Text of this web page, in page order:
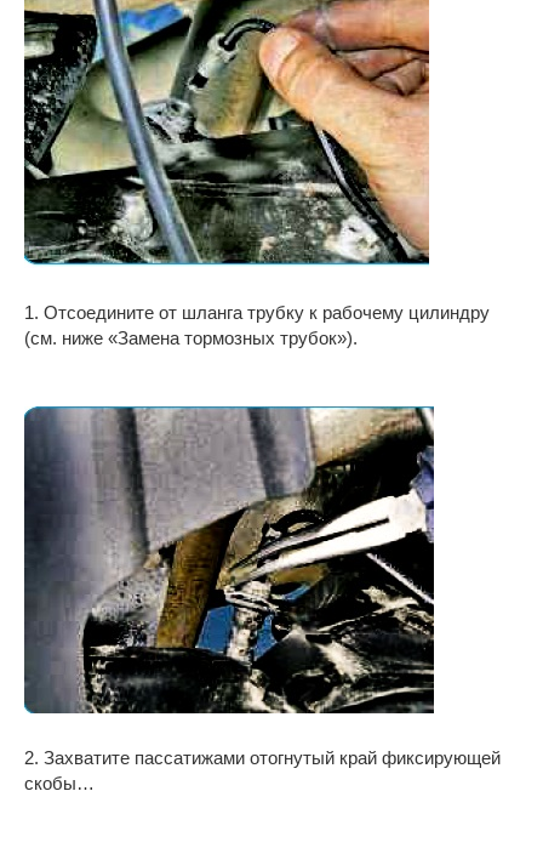
1. Отсоедините от шланга трубку к рабочему цилиндру
(см. ниже «Замена тормозных трубок»).
2. Захватите пассатижами отогнутый край фиксирующей
скобы…